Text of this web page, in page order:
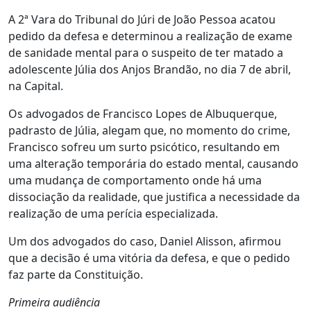
A 2ª Vara do Tribunal do Júri de João Pessoa acatou
pedido da defesa e determinou a realização de exame
de sanidade mental para o suspeito de ter matado a
adolescente Júlia dos Anjos Brandão, no dia 7 de abril,
na Capital.
Os advogados de Francisco Lopes de Albuquerque,
padrasto de Júlia, alegam que, no momento do crime,
Francisco sofreu um surto psicótico, resultando em
uma alteração temporária do estado mental, causando
uma mudança de comportamento onde há uma
dissociação da realidade, que justifica a necessidade da
realização de uma perícia especializada.
Um dos advogados do caso, Daniel Alisson, afirmou
que a decisão é uma vitória da defesa, e que o pedido
faz parte da Constituição.
Primeira audiência